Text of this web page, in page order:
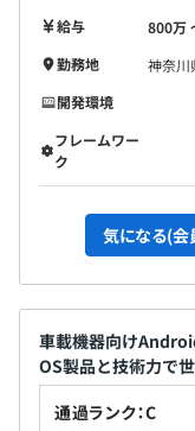
給与
800万
勤務地
神奈川
開発環境
フレームワー
ク
気になる(会
車載機器向け
OS製品と技術力で
通過ランク：C